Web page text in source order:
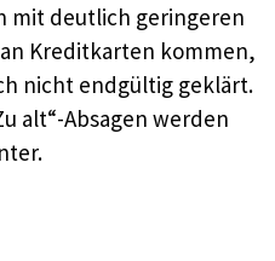
mit deutlich geringeren
Kreditkarten kommen,
nicht endgültig geklärt.
alt“-Absagen werden